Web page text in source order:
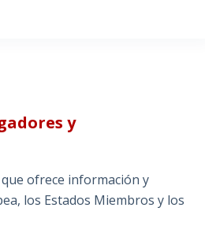
y
que ofrece información y
los Estados Miembros y los